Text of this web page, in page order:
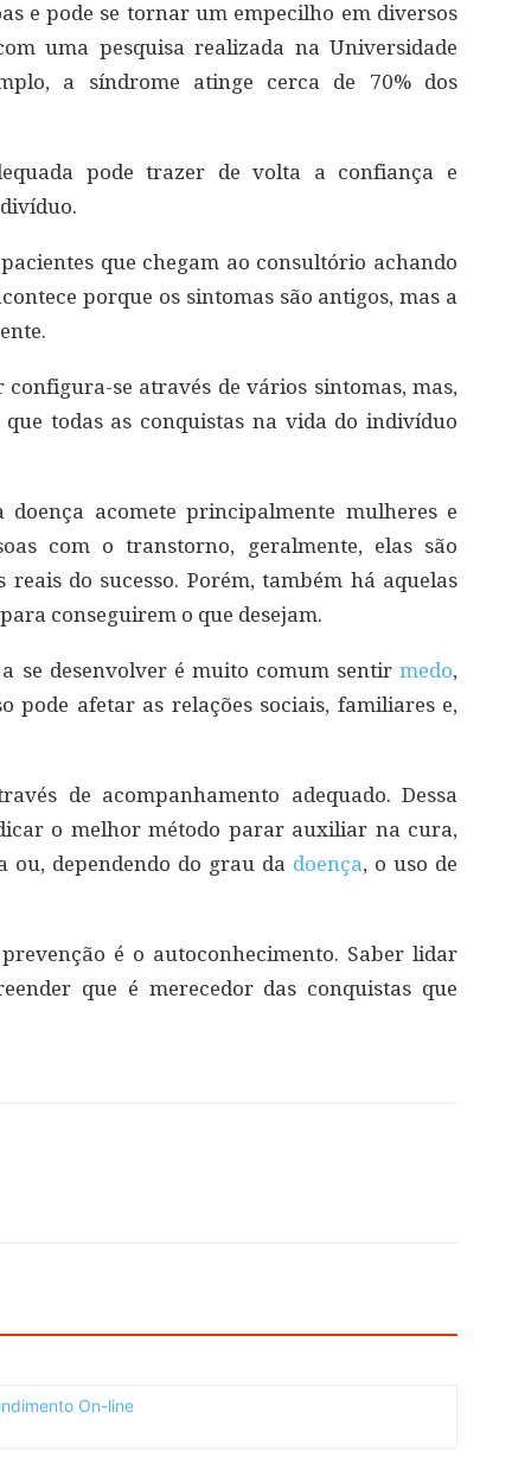
e pode se tornar um empecilho em diversos
uma pesquisa realizada na Universidade
a síndrome atinge cerca de 70% dos
pode trazer de volta a confiança e
que chegam ao consultório achando
porque os sintomas são antigos, mas a
se através de vários sintomas, mas,
todas as conquistas na vida do indivíduo
doença acomete principalmente mulheres e
com o transtorno, geralmente, elas são
reais do sucesso. Porém, também há aquelas
conseguirem o que desejam.
se desenvolver é muito comum sentir medo,
pode afetar as relações sociais, familiares e,
de acompanhamento adequado. Dessa
o melhor método parar auxiliar na cura,
ou, dependendo do grau da doença, o uso de
é o autoconhecimento. Saber lidar
que é merecedor das conquistas que